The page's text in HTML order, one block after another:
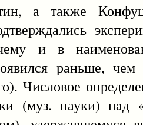
а также
и в
раньше,
Числовое
(муз. науки) над